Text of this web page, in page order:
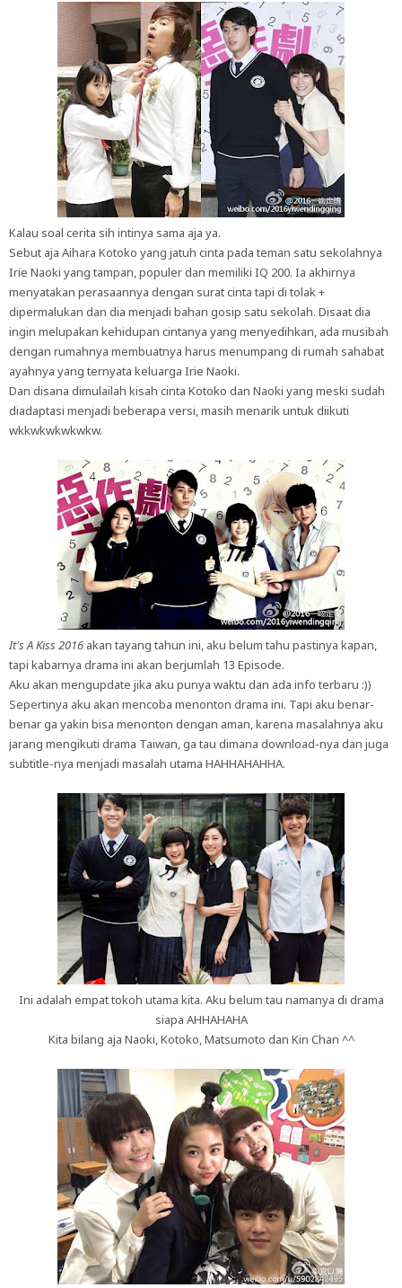
Kalau soal cerita sih intinya sama aja ya.
Sebut aja Aihara Kotoko yang jatuh cinta pada teman satu sekolahnya
Irie Naoki yang tampan, populer dan memiliki IQ 200. Ia akhirnya
menyatakan perasaannya dengan surat cinta tapi di tolak +
dipermalukan dan dia menjadi bahan gosip satu sekolah. Disaat dia
ingin melupakan kehidupan cintanya yang menyedihkan, ada musibah
dengan rumahnya membuatnya harus menumpang di rumah sahabat
ayahnya yang ternyata keluarga Irie Naoki.
Dan disana dimulailah kisah cinta Kotoko dan Naoki yang meski sudah
diadaptasi menjadi beberapa versi, masih menarik untuk diikuti
wkkwkwkwkwkw.
It's A Kiss 2016 akan tayang tahun ini, aku belum tahu pastinya kapan,
tapi kabarnya drama ini akan berjumlah 13 Episode.
Aku akan mengupdate jika aku punya waktu dan ada info terbaru :))
Sepertinya aku akan mencoba menonton drama ini. Tapi aku benar-
benar ga yakin bisa menonton dengan aman, karena masalahnya aku
jarang mengikuti drama Taiwan, ga tau dimana download-nya dan juga
subtitle-nya menjadi masalah utama HAHHAHAHHA.
Ini adalah empat tokoh utama kita. Aku belum tau namanya di drama
siapa AHHAHAHA
Kita bilang aja Naoki, Kotoko, Matsumoto dan Kin Chan ^^